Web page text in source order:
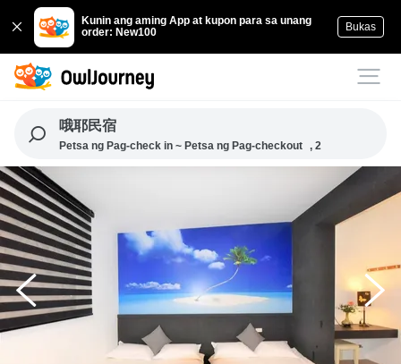
Kunin ang aming App at kupon para sa unang
order: New100
Bukas
哦耶民宿
Petsa ng Pag-check in ~ Petsa ng Pag-checkout , 2